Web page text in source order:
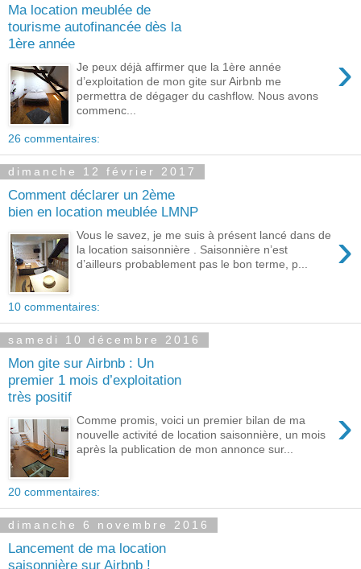
Ma location meublée de
tourisme autofinancée dès la
1ère année
›
Je peux déjà affirmer que la 1ère année
d’exploitation de mon gite sur Airbnb me
permettra de dégager du cashflow. Nous avons
commenc...
26 commentaires:
dimanche 12 février 2017
Comment déclarer un 2ème
bien en location meublée LMNP
›
Vous le savez, je me suis à présent lancé dans de
la location saisonnière . Saisonnière n’est
d’ailleurs probablement pas le bon terme, p...
10 commentaires:
samedi 10 décembre 2016
Mon gite sur Airbnb : Un
premier 1 mois d’exploitation
très positif
›
Comme promis, voici un premier bilan de ma
nouvelle activité de location saisonnière, un mois
après la publication de mon annonce sur...
20 commentaires:
dimanche 6 novembre 2016
Lancement de ma location
saisonnière sur Airbnb !